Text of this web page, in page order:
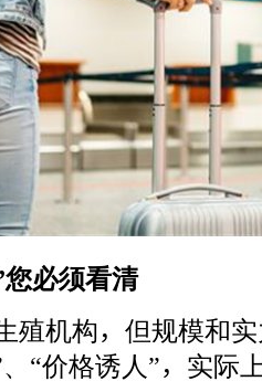
必须看清
殖机构，但规模和
“价格诱人”，实际